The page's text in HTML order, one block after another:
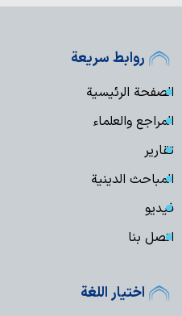
روابط سريعة
الصفحة الرئيسية
المراجع والعلماء
تقارير
المباحث الدينية
فیدیو
اتصل بنا
اختيار اللغة